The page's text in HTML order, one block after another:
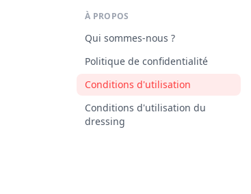
À PROPOS
Qui sommes-nous ?
Politique de confidentialité
Conditions d'utilisation
Conditions d'utilisation du
dressing